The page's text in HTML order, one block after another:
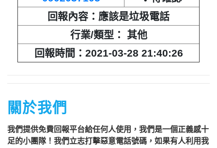
話，他一定到你家信箱貼放紙條(名片)
或寄推銷郵件到你家，做推銷，你們如
果不舒服，都可以對他可提告民事及刑
事告訴。 2012年上路的「個人資料保
關依前項規定利用個人資料行銷者，當
事人表示拒絕接受行銷時，應即停止利
用其個人資料行銷」，第11條也明訂
「違反本法規定蒐集、處理或利用個人
資料者，應主動或依當事人之請求，刪
回報內容：應該是垃圾電話
行業/類型： 其他
回報時間：2021-03-28 21:40:26
關於我們
我們提供免費回報平台給任何人使用，我們是一個正義感十
足的小團隊！我們立志打擊惡意電話號碼，如果有人利用我